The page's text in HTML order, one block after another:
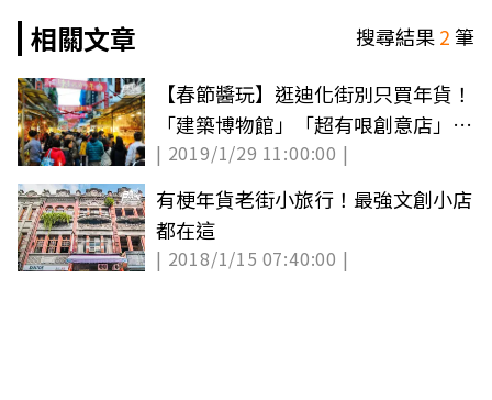
相關文章
搜尋結果2筆
【春節醬玩】逛迪化街別只買年貨！
「建築博物館」「超有哏創意店」有
驚喜
| 2019/1/29 11:00:00 |
有梗年貨老街小旅行！最強文創小店
都在這
| 2018/1/15 07:40:00 |